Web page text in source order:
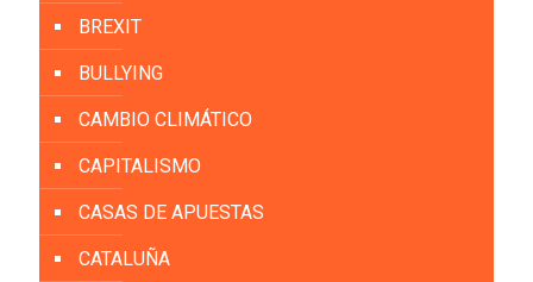
BREXIT
BULLYING
CAMBIO CLIMÁTICO
CAPITALISMO
CASAS DE APUESTAS
CATALUÑA